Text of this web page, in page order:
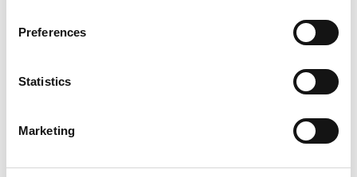
Preferences
Statistics
Marketing
Tumult Maak het! Vakoverstijgende